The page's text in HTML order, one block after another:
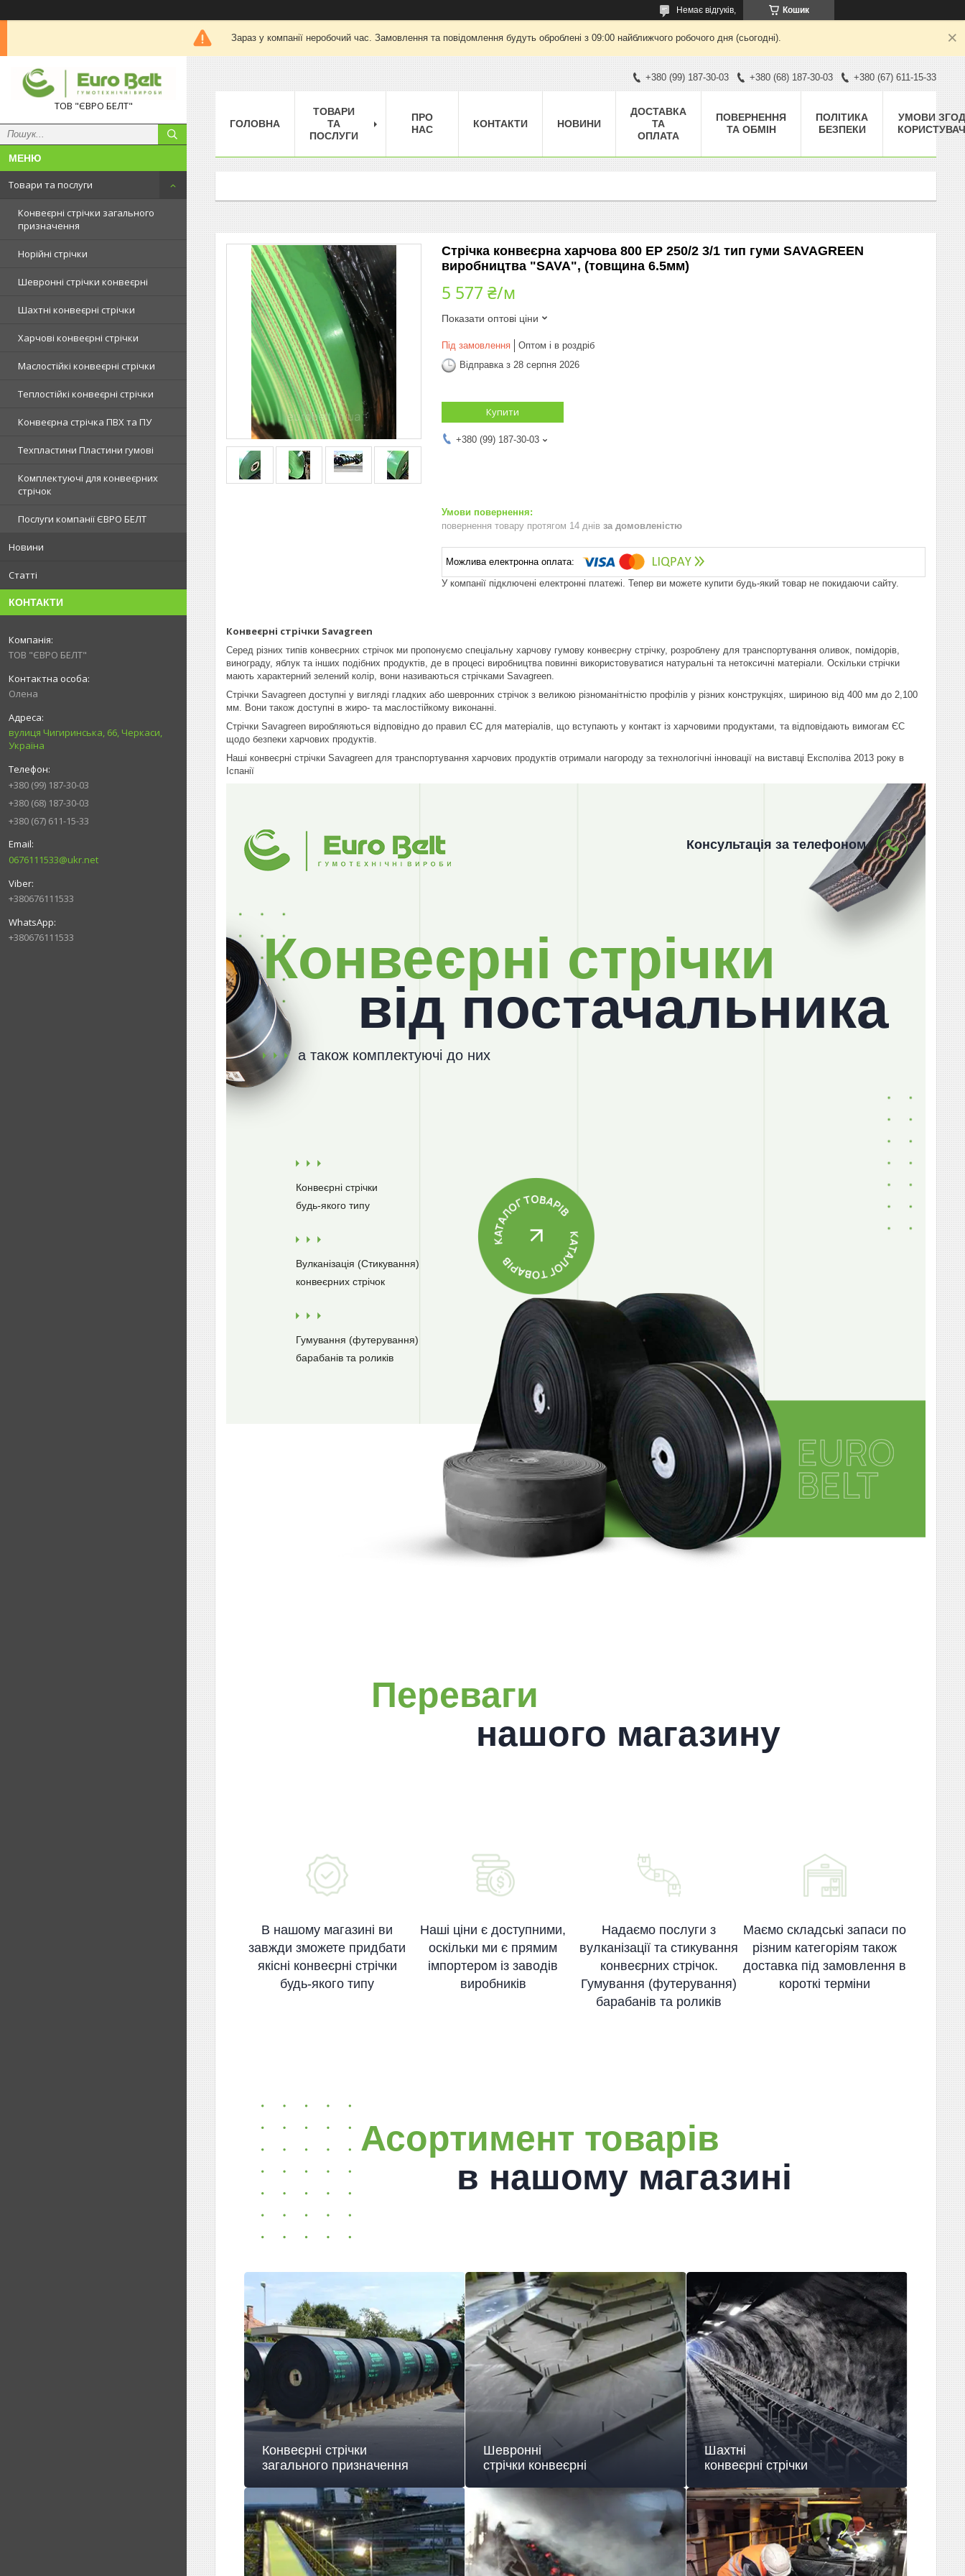
Кошик
Немає відгуків,
Зараз у компанії неробочий час. Замовлення та повідомлення будуть оброблені з 09:00 найближчого робочого дня (сьогодні).
ТОВ "ЄВРО БЕЛТ"
Товари та послуги
Конвеєрні стрічки загального
призначення
Норійні стрічки
Шевронні стрічки конвеєрні
Шахтні конвеєрні стрічки
Харчові конвеєрні стрічки
Маслостійкі конвеєрні стрічки
Теплостійкі конвеєрні стрічки
Конвеєрна стрічка ПВХ та ПУ
Техпластини Пластини гумові
Комплектуючі для конвеєрних
стрічок
Послуги компанії ЄВРО БЕЛТ
Новини
Статті
КОНТАКТИ
ТОВ "ЄВРО БЕЛТ"
Олена
вулиця Чигиринська, 66, Черкаси,
Україна
+380 (99) 187-30-03
+380 (68) 187-30-03
+380 (67) 611-15-33
0676111533@ukr.net
+380676111533
+380676111533
+380 (99) 187-30-03 +380 (68) 187-30-03 +380 (67) 611-15-33
ГОЛОВНА
ТОВАРИ
ТА
ПОСЛУГИ
ПРО
НАС
КОНТАКТИ НОВИНИ
ДОСТАВКА
ТА
ОПЛАТА
ПОВЕРНЕННЯ
ТА ОБМІН
ПОЛІТИКА
БЕЗПЕКИ
УМОВИ
Стрічка конвеєрна харчова 800 EP 250/2 3/1 тип гуми SAVAGREEN
виробництва "SAVA", (товщина 6.5мм)
5 577 ₴/м
Показати оптові ціни
Під замовлення
Оптом і в роздріб
Відправка з 28 серпня 2026
Купити
+380 (99) 187-30-03
повернення товару протягом 14 днів за домовленістю
У компанії підключені електронні платежі. Тепер ви можете купити будь-який товар не покидаючи сайту.
Конвеєрні стрічки Savagreen
Серед різних типів конвеєрних стрічок ми пропонуємо спеціальну харчову гумову конвеєрну стрічку, розроблену для транспортування оливок, помідорів,
винограду, яблук та інших подібних продуктів, де в процесі виробництва повинні використовуватися натуральні та нетоксичні матеріали. Оскільки стрічки
мають характерний зелений колір, вони називаються стрічками Savagreen.
Стрічки Savagreen доступні у вигляді гладких або шевронних стрічок з великою різноманітністю профілів у різних конструкціях, шириною від 400 мм до 2,100
мм. Вони також доступні в жиро- та маслостійкому виконанні.
Стрічки Savagreen виробляються відповідно до правил ЄС для матеріалів, що вступають у контакт із харчовими продуктами, та відповідають вимогам ЄС
щодо безпеки харчових продуктів.
Наші конвеєрні стрічки Savagreen для транспортування харчових продуктів отримали нагороду за технологічні інновації на виставці Експоліва 2013 року в
Іспанії
Консультація за телефоном
Конвеєрні стрічки
від постачальника
а також комплектуючі до них
Конвеєрні стрічки
будь-якого типу
Вулканізація (Стикування)
конвеєрних стрічок
Гумування (футерування)
барабанів та роликів
Переваги
нашого магазину
В нашому магазині ви
завжди зможете придбати
якісні конвеєрні стрічки
будь-якого типу
Наші ціни є доступними,
оскільки ми є прямим
імпортером із заводів
виробників
Надаємо послуги з
вулканізації та стикування
конвеєрних стрічок.
Гумування (футерування)
барабанів та роликів
Маємо складські запаси по
різним категоріям також
доставка під замовлення в
короткі терміни
Асортимент товарів
в нашому магазині
Конвеєрні стрічки
загального призначення
Шевронні
стрічки конвеєрні
Шахтні
конвеєрні стрічки